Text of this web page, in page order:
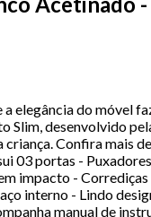
do móvel
Slim, desenvolvido
Confira mais
03 portas -
-
interno - Lindo
manual de